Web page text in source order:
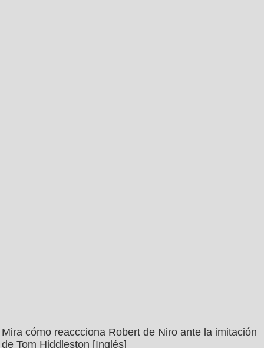
Mira cómo reaccciona Robert de Niro ante la imitación
de Tom Hiddleston [Inglés]